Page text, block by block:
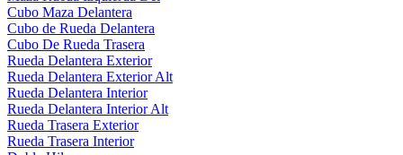
Cubo Maza Delantera
Cubo de Rueda Delantera
Cubo De Rueda Trasera
Rueda Delantera Exterior
Rueda Delantera Exterior Alt
Rueda Delantera Interior
Rueda Delantera Interior Alt
Rueda Trasera Exterior
Rueda Trasera Interior